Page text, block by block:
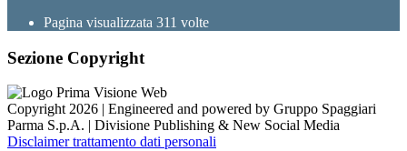
Pagina visualizzata 311 volte
Sezione Copyright
Copyright 2026 | Engineered and powered by Gruppo Spaggiari
Parma S.p.A. | Divisione Publishing & New Social Media
Disclaimer trattamento dati personali